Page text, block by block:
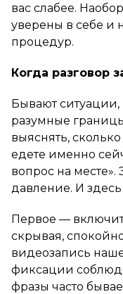
вас слабее.
уверены в себе и
процедур.
Когда разговор
Бывают ситуации,
разумные
выяснять,
едете именно
вопрос на месте».
давление. И здесь
Первое —
скрывая,
видеозапись
фиксации
фразы часто